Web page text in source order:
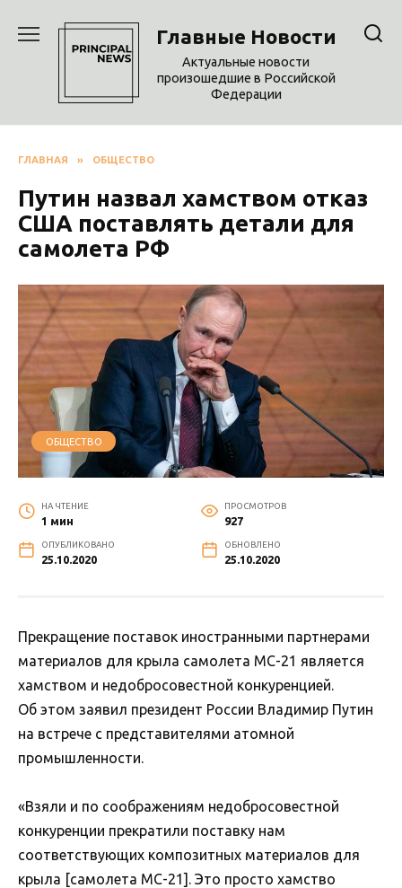
содержанию
Главные Новости
Актуальные новости
произошедшие в Российской
Федерации
ГЛАВНАЯ » ОБЩЕСТВО
Путин назвал хамством отказ
США поставлять детали для
самолета РФ
ОБЩЕСТВО
НА ЧТЕНИЕ
1 мин
ПРОСМОТРОВ
927
ОПУБЛИКОВАНО
25.10.2020
ОБНОВЛЕНО
25.10.2020
Прекращение поставок иностранными партнерами
материалов для крыла самолета МС-21 является
хамством и недобросовестной конкуренцией.
Об этом заявил президент России Владимир Путин
на встрече с представителями атомной
промышленности.
«Взяли и по соображениям недобросовестной
конкуренции прекратили поставку нам
соответствующих композитных материалов для
крыла [самолета МС-21]. Это просто хамство